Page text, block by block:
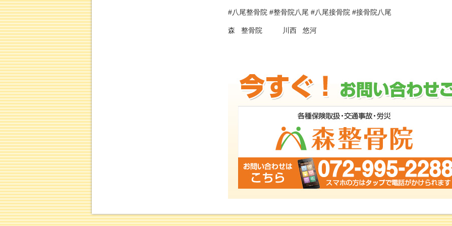
#八尾整骨院 #整骨院八尾 #八尾接骨院 #接骨院八尾
森 整骨院 川西 悠河